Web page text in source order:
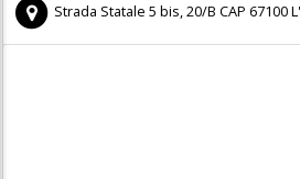
Strada Statale 5 bis, 20/B CAP 67100